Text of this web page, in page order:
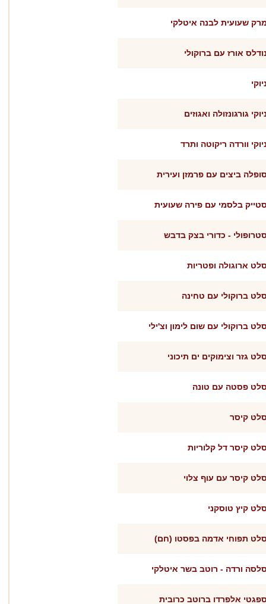
שעועית לבנה איטלקי
אורז עם ברוקולי
גורגונזולה ואגוזים
וורדה ריקוטה ותרד
ביצים עם פרמזן ועירית
בלסמי עם פירה שעועית
- כדורי בצק בדבש
ארוגולה ופטריות
ברוקולי עם טחינה
ברוקולי עם שום לימון וצ'ילי
גזר וצימוקים ים תיכוני
פסטה עם טונה
קיסר
קיסר דל קלוריות
קיסר עם עוף צלוי
קיץ טוסקני
תפוחי אדמה בפסטו (חם)
ורדה - רוטב בשר איטלקי
אלפרדו ברוטב כרובית